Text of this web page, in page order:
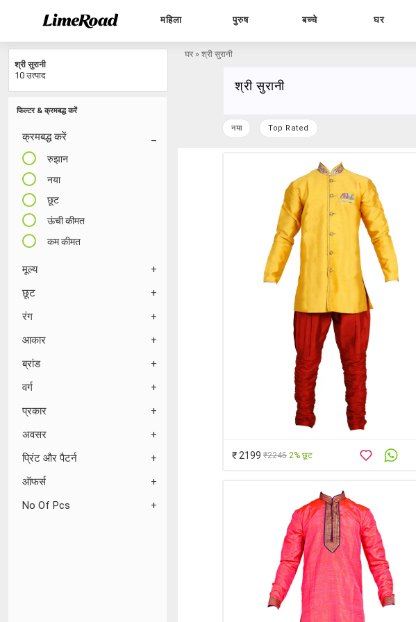
महिला पुरुष बच्चे घर
फिल्टर & क्रमबद्ध करें
क्रमबद्ध करें
रुझान
नया
छूट
ऊंची कीमत
कम कीमत
मूल्य
छूट
रंग
आकार
ब्रांड
वर्ग
प्रकार
अवसर
प्रिंट और पैटर्न
ऑफर्स
No Of Pcs
घर » श्री सुरानी
श्री सुरानी
नया Top Rated
श्री सुरानी
10 उत्पाद
₹ 2199 ₹2245 2% छूट